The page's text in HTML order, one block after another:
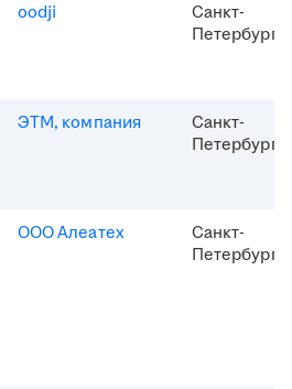
oodji
Санкт-
Петербург
ЭТМ, компания
Санкт-
Петербург
ООО Алеатех
Санкт-
Петербург